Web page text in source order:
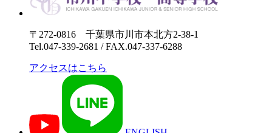
〒272-0816 千葉県市川市本北方2-38-1
Tel.047-339-2681 / FAX.047-337-6288
アクセスはこちら